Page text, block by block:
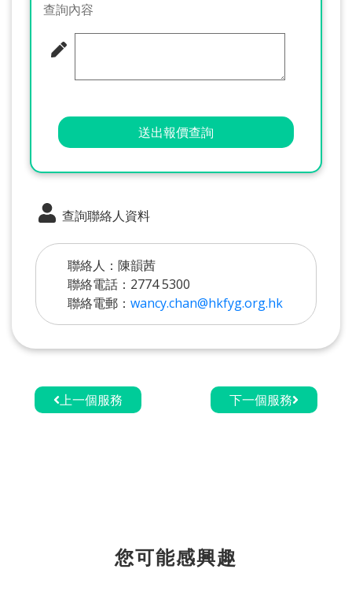
查詢內容
送出報價查詢
查詢聯絡人資料
聯絡人：陳韻茜
聯絡電話：2774 5300
聯絡電郵： wancy.chan@hkfyg.org.hk
上一個服務 下一個服務
您可能感興趣